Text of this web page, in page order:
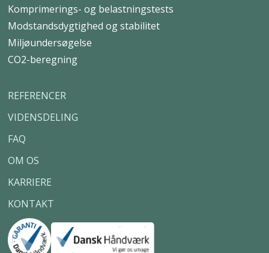
Komprimerings- og belastningstests
Modstandsdygtighed og stabilitet
Miljøundersøgelse
CO2-beregning
REFERENCER
VIDENSDELING
FAQ
OM OS
KARRIERE
KONTAKT